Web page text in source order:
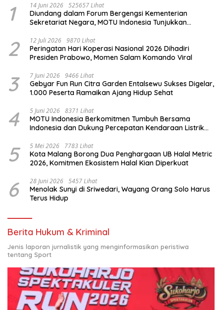
1 14 Juni 2026 525657 Lihat
Diundang dalam Forum Bergengsi Kementerian
Sekretariat Negara, MOTU Indonesia Tunjukkan
2 12 Juli 2026 9870 Lihat
Peringatan Hari Koperasi Nasional 2026 Dihadiri
Presiden Prabowo, Momen Salam Komando Viral
3 7 Juni 2026 9466 Lihat
Gebyar Fun Run Citra Garden Entalsewu Sukses Digelar,
1.000 Peserta Ramaikan Ajang Hidup Sehat
4 5 Juni 2026 8371 Lihat
MOTU Indonesia Berkomitmen Tumbuh Bersama
Indonesia dan Dukung Percepatan Kendaraan Listrik
5 5 Mei 2026 7783 Lihat
Kota Malang Borong Dua Penghargaan UB Halal Metric
2026, Komitmen Ekosistem Halal Kian Diperkuat
6 28 Juni 2026 5457 Lihat
Menolak Sunyi di Sriwedari, Wayang Orang Solo Harus
Terus Hidup
Berita Hukum & Kriminal
Jenis laporan jurnalistik yang menginformasikan peristiwa
tentang Sport